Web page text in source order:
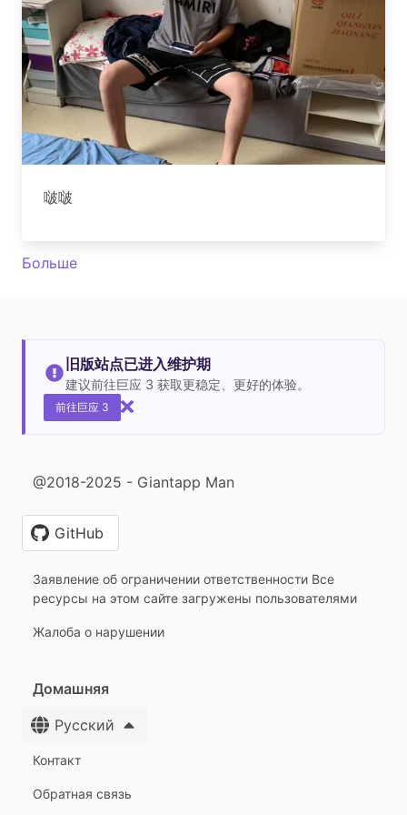
啵啵
Больше
旧版站点已进入维护期
建议前往巨应 3 获取更稳定、更好的体验。
前往巨应 3
@2018-2025 - Giantapp Man
GitHub
Заявление об ограничении ответственности Все
ресурсы на этом сайте загружены пользователями
Жалоба о нарушении
Домашняя
Русский
Контакт
Обратная связь